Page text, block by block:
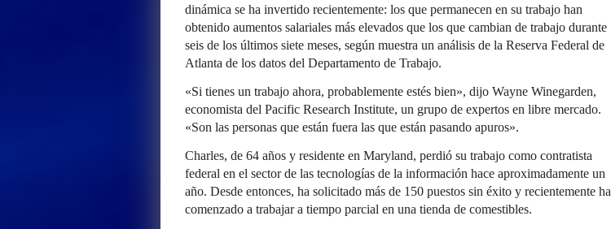
dinámica se ha invertido recientemente: los que permanecen en su trabajo han
obtenido aumentos salariales más elevados que los que cambian de trabajo durante
seis de los últimos siete meses, según muestra un análisis de la Reserva Federal de
Atlanta de los datos del Departamento de Trabajo.
«Si tienes un trabajo ahora, probablemente estés bien», dijo Wayne Winegarden,
economista del Pacific Research Institute, un grupo de expertos en libre mercado.
«Son las personas que están fuera las que están pasando apuros».
Charles, de 64 años y residente en Maryland, perdió su trabajo como contratista
federal en el sector de las tecnologías de la información hace aproximadamente un
año. Desde entonces, ha solicitado más de 150 puestos sin éxito y recientemente ha
comenzado a trabajar a tiempo parcial en una tienda de comestibles.